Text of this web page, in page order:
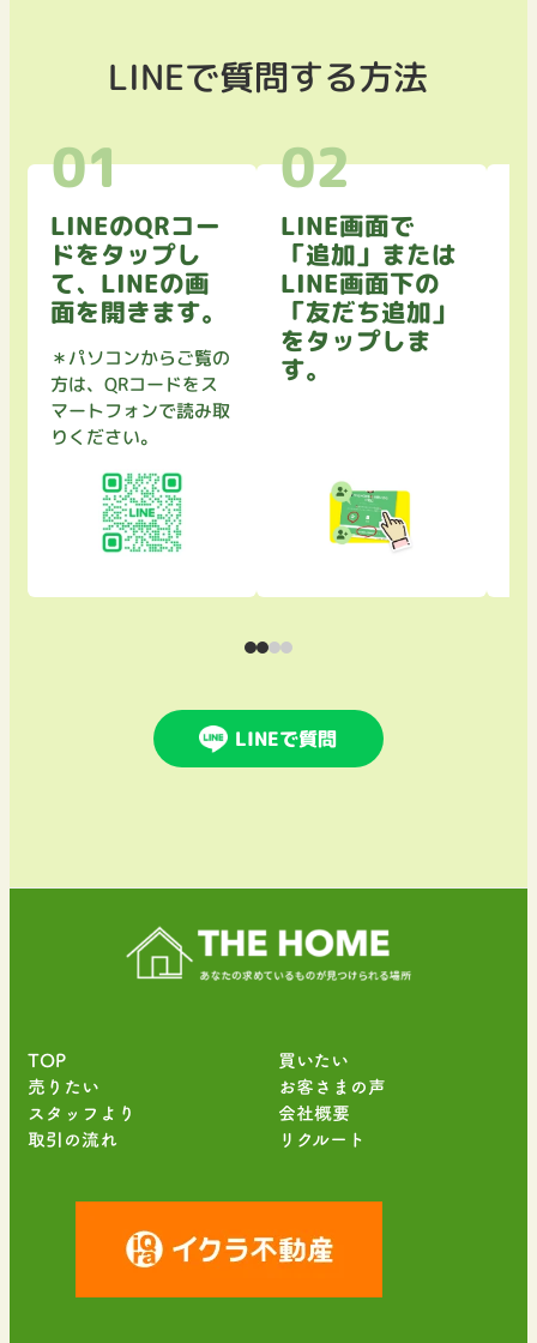
LINEで質問する方法
LINEのQRコー
ドをタップし
て、LINEの画
面を開きます。
＊パソコンからご覧の
方は、QRコードをス
マートフォンで読み取
りください。
LINE画面で
「追加」または
LINE画面下の
「友だち追加」
をタップしま
す。
LINEで質問
TOP 買いたい
売りたい
お客さまの声
スタッフより
会社概要
取引の流れ リクルート